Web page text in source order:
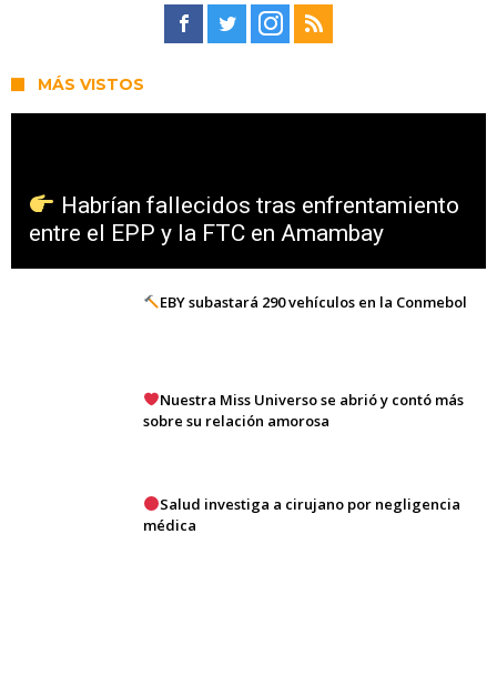
MÁS VISTOS
Habrían fallecidos tras enfrentamiento
entre el EPP y la FTC en Amambay
EBY subastará 290 vehículos en la Conmebol
Nuestra Miss Universo se abrió y contó más
sobre su relación amorosa
Salud investiga a cirujano por negligencia
médica